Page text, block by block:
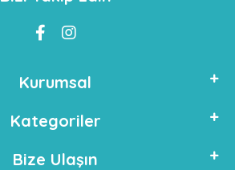
Kurumsal
Kategoriler
Bize Ulaşın